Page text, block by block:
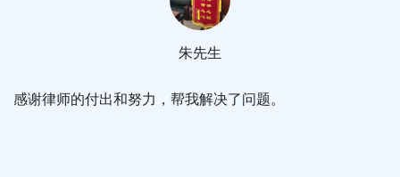
感谢律师的付出和努力，帮我解决了问题。
朱先生